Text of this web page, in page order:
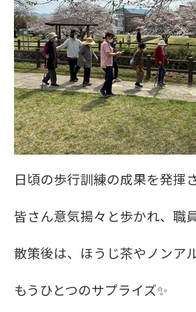
日頃の歩行訓練の成果を発揮
皆さん意気揚々と歩かれ、職
散策後は、ほうじ茶やノンア
もうひとつのサプライズ✨